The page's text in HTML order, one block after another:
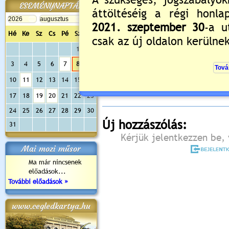
ESEMÉNYNAPTÁR
Hé Ke Sz Cs Pé Sz
Va
1
3
4 5 6 7 8
10 11 12 13 14 15
17 18 19 20 21 22
23
24
25 26 27 28 29
30
31
Mai mozi műsor
Ma már nincsenek
előadások...
További előadások »
www.cegledkartya.hu
Még nincsenek hozzászólások
Új hozzászólás:
Kérjük jelentkezzen be,